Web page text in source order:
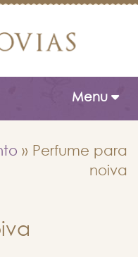
Toggle
Menu
» Perfume para
noiva